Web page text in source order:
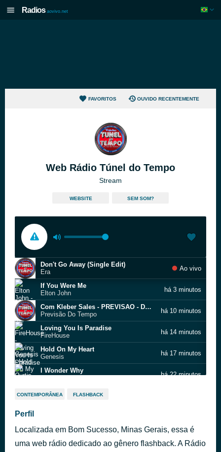
Radios aovivo.net
FAVORITOS OUVIDO RECENTEMENTE
Web Rádio Túnel do Tempo
Stream
WEBSITE SEM SOM?
Don't Go Away (Single Edit)
Era
Ao vivo
If You Were Me
Elton John
há 3 minutos
Com Kleber Sales - PREVISAO - DO - TEMPO - MIX 3
Previsão Do Tempo
há 10 minutos
Loving You Is Paradise
FireHouse
há 14 minutos
Hold On My Heart
Genesis
há 17 minutos
I Wonder Why
há 22 minutos
Without Love
Help
Tina Turner
CONTEMPORÂNEA FLASHBACK
Perfil
Localizada em Bom Sucesso, Minas Gerais, essa é
uma web rádio dedicado ao gênero flashback. A Rádio